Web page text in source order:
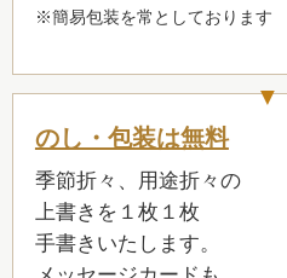
※簡易包装を常としております
のし・包装は無料
季節折々、用途折々の
上書きを１枚１枚
手書きいたします。